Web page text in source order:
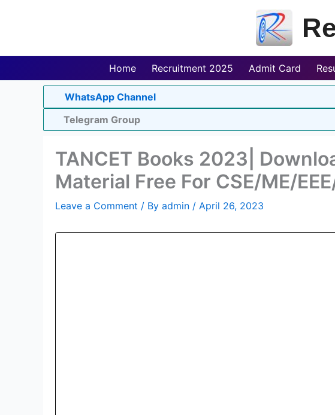
Home Recruitment 2025 Admit Card
WhatsApp Channel
Telegram Group
TANCET Books 2023|
Material Free For CSE/ME/
Leave a Comment / By admin / April 26, 2023